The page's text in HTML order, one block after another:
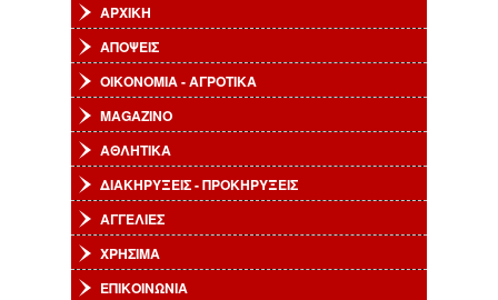
ΑΡΧΙΚΗ
ΑΠΟΨΕΙΣ
ΟΙΚΟΝΟΜΙΑ - ΑΓΡΟΤΙΚΑ
MAGAZINO
ΑΘΛΗΤΙΚΑ
ΔΙΑΚΗΡΥΞΕΙΣ - ΠΡΟΚΗΡΥΞΕΙΣ
ΑΓΓΕΛΙΕΣ
ΧΡΗΣΙΜΑ
ΕΠΙΚΟΙΝΩΝΙΑ